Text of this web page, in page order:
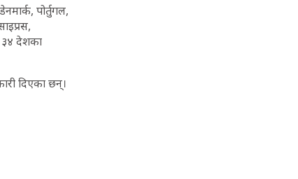
पोर्तुगल,
३४ देशका
दिएका छन्।